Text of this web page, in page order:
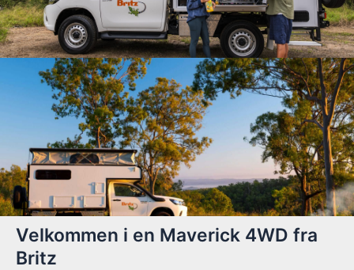
Velkommen i en Maverick 4WD fra
Britz